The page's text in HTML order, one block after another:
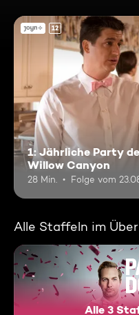
12
1: Jährliche Party
Willow Canyon
28 Min. Folge vom
Alle Staffeln im
Alle 3